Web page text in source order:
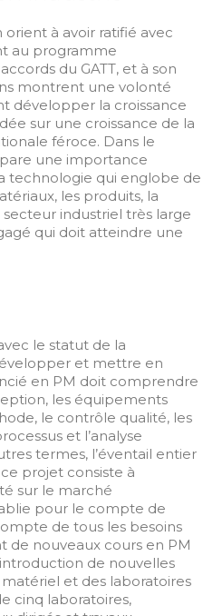
à avoir ratifié avec
au programme
du GATT, et à son
montrent une volonté
développer la croissance
sur une croissance de la
féroce. Dans le
une importance
technologie qui englobe de
les produits, la
industriel très large
qui doit atteindre une
le statut de la
et mettre en
en PM doit comprendre
les équipements
le contrôle qualité, les
et l’analyse
termes, l’éventail entier
projet consiste à
sur le marché
pour le compte de
de tous les besoins
de nouveaux cours en PM
de nouvelles
et des laboratoires
cinq laboratoires,